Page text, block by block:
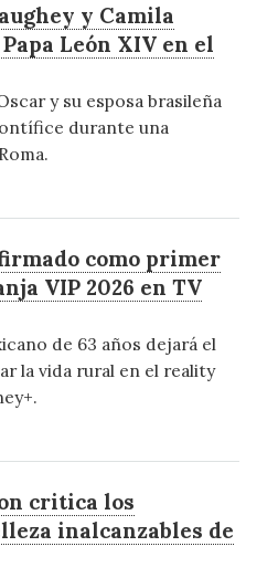
y Camila
León XIV en el
y su esposa brasileña
durante una
como primer
VIP 2026 en TV
de 63 años dejará el
la vida rural en el reality
critica los
inalcanzables de